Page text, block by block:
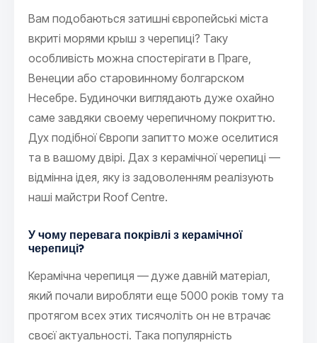
Вам подобаються затишні європейські міста
вкриті морями крыш з черепиці? Таку
особливість можна спостерігати в Праге,
Венеции або старовинному болгарском
Несебре. Будиночки виглядають дуже охайно
саме завдяки своему черепичному покриттю.
Дух подібної Європи запитто може оселитися
та в вашому двірі. Дах з керамічної черепиці —
відмінна ідея, яку із задоволенням реалізують
наші майстри Roof Centre.
У чому перевага покрівлі з керамічної
черепиці?
Керамічна черепиця — дуже давній матеріал,
який почали виробляти еще 5000 років тому та
протягом всех этих тисячоліть он не втрачає
своєї актуальності. Така популярність